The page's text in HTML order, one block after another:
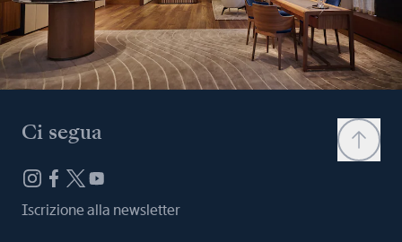
Ci segua
Iscrizione alla newsletter